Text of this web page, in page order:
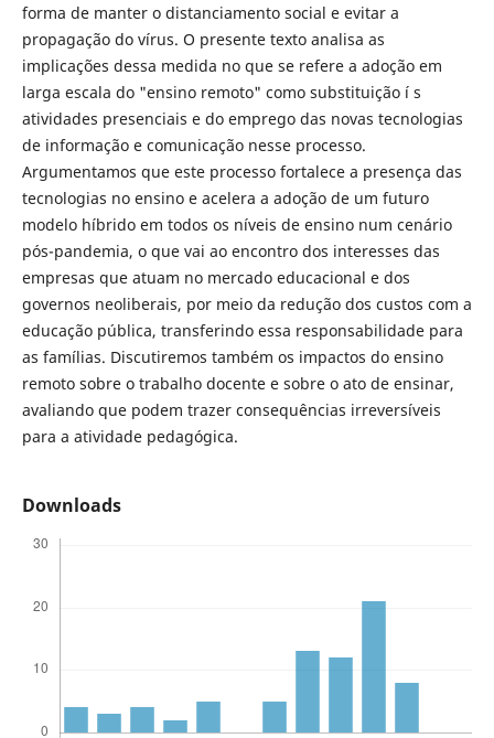
forma de manter o distanciamento social e evitar a
propagação do ví­rus. O presente texto analisa as
implicações dessa medida no que se refere a adoção em
larga escala do "ensino remoto" como substituição í s
atividades presenciais e do emprego das novas tecnologias
de informação e comunicação nesse processo.
Argumentamos que este processo fortalece a presença das
tecnologias no ensino e acelera a adoção de um futuro
modelo hí­brido em todos os ní­veis de ensino num cenário
pós-pandemia, o que vai ao encontro dos interesses das
empresas que atuam no mercado educacional e dos
governos neoliberais, por meio da redução dos custos com a
educação pública, transferindo essa responsabilidade para
as famí­lias. Discutiremos também os impactos do ensino
remoto sobre o trabalho docente e sobre o ato de ensinar,
avaliando que podem trazer consequências irreversí­veis
para a atividade pedagógica.
Downloads